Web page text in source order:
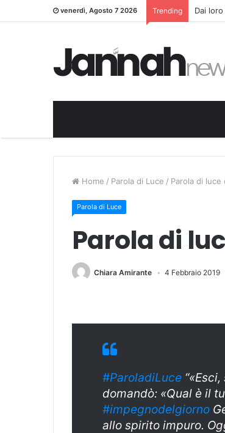
venerdì, Agosto 7 2026 Trending Dai
Home / Parola di Luce / Parola di
Parola di Luce
Parola di
Chiara Amirante 4 Febbraio 2019
#ParoladiLuce
domandò: «Qual è il
#impegnodelgiorno
allo spirito impuro.